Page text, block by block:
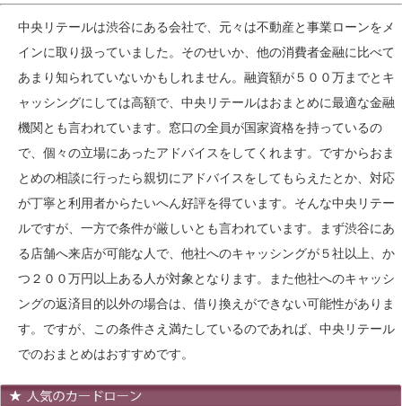
中央リテールは渋谷にある会社で、元々は不動産と事業ローンをメ
インに取り扱っていました。そのせいか、他の消費者金融に比べて
あまり知られていないかもしれません。融資額が５００万までとキ
ャッシングにしては高額で、中央リテールはおまとめに最適な金融
機関とも言われています。窓口の全員が国家資格を持っているの
で、個々の立場にあったアドバイスをしてくれます。ですからおま
とめの相談に行ったら親切にアドバイスをしてもらえたとか、対応
が丁寧と利用者からたいへん好評を得ています。そんな中央リテー
ルですが、一方で条件が厳しいとも言われています。まず渋谷にあ
る店舗へ来店が可能な人で、他社へのキャッシングが５社以上、か
つ２００万円以上ある人が対象となります。また他社へのキャッシ
ングの返済目的以外の場合は、借り換えができない可能性がありま
す。ですが、この条件さえ満たしているのであれば、中央リテール
でのおまとめはおすすめです。